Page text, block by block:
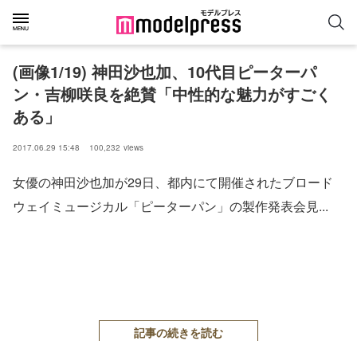
(画像1/19) 神田沙也加、10代目ピーターパ
ン・吉柳咲良を絶賛「中性的な魅力がすごく
ある」
2017.06.29 15:48 100,232 views
女優の神田沙也加が29日、都内にて開催されたブロード
ウェイミュージカル「ピーターパン」の製作発表会見...
記事の続きを読む